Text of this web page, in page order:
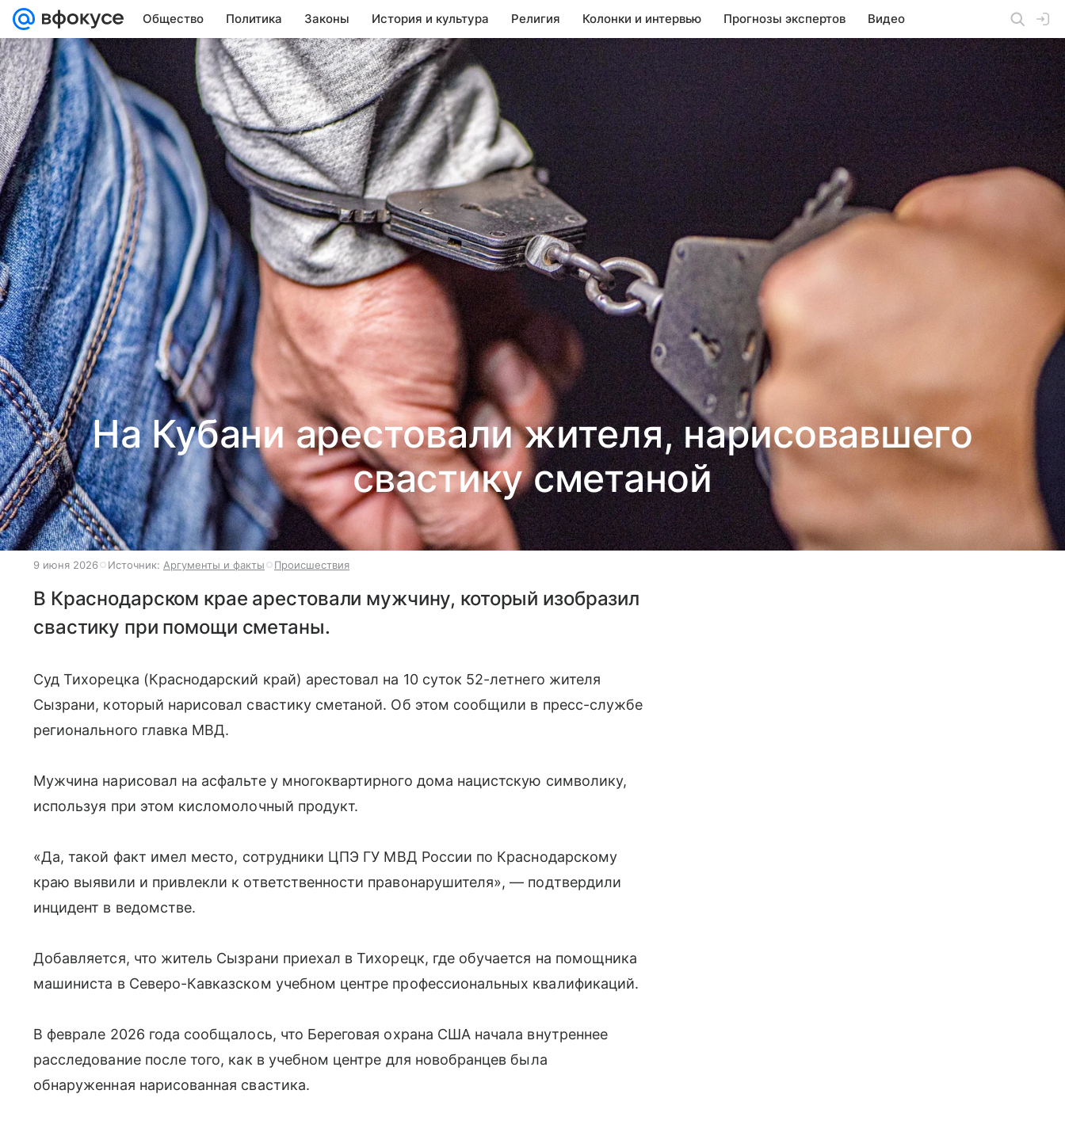
Общество Политика Законы История и культура Религия Колонки и интервью Прогнозы экспертов Видео
На Кубани арестовали жителя, нарисовавшего
свастику сметаной
9 июня 2026 Источник: Аргументы и факты Происшествия
В Краснодарском крае арестовали мужчину, который изобразил
свастику при помощи сметаны.
Суд Тихорецка (Краснодарский край) арестовал на 10 суток 52-летнего жителя
Сызрани, который нарисовал свастику сметаной. Об этом сообщили в пресс-службе
регионального главка МВД.
Мужчина нарисовал на асфальте у многоквартирного дома нацистскую символику,
используя при этом кисломолочный продукт.
«Да, такой факт имел место, сотрудники ЦПЭ ГУ МВД России по Краснодарскому
краю выявили и привлекли к ответственности правонарушителя», — подтвердили
инцидент в ведомстве.
Добавляется, что житель Сызрани приехал в Тихорецк, где обучается на помощника
машиниста в Северо-Кавказском учебном центре профессиональных квалификаций.
В феврале 2026 года сообщалось, что Береговая охрана США начала внутреннее
расследование после того, как в учебном центре для новобранцев была
обнаруженная нарисованная свастика.